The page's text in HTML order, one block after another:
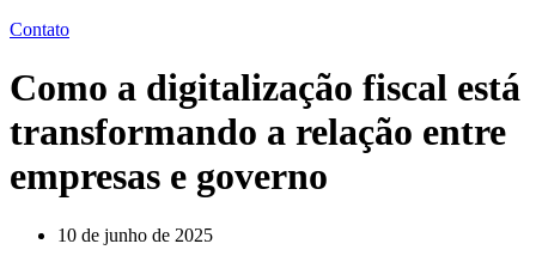
Contato
Como a digitalização fiscal está
transformando a relação entre
empresas e governo
10 de junho de 2025